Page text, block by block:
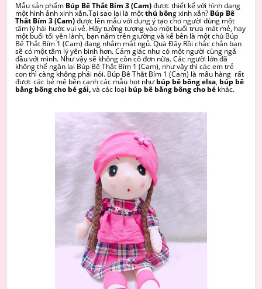
Mẫu sản phẩm Búp Bê Thắt Bím 3 (Cam)được thiết kế với hình dạng
một hình ảnh xinh xắn.Tại sao lại là mộtthú bông xinh xắn? Búp Bê
Thắt Bím 3 (Cam)được lên mẫu với dụng ý tạo cho người dùng một
tâm lý hài hước vui vẻ. Hãy tưởng tượng vào một buổi trưa mát mẻ, hay
một buổi tối yên lành, bạn nằm trên giường và kế bên là một chú Búp
Bê Thắt Bím 1 (Cam) đang nhắm mắt ngủ. Quà Đây Rồi chắc chắn bạn
sẽ có một tâm lý yên bình hơn. Cảm giác như có một người cùng ngã
đầu với mình. Như vậy sẽ không còn cô đơn nữa. Các người lớn đã
không thể ngăn lại Búp Bê Thắt Bím 1 (Cam), như vậy thì các em trẻ
con thì càng không phải nói. Búp Bê Thắt Bím 1 (Cam) là mẫu hàng rất
được các bé mê bên cạnh các mẫu hot nhưbúp bê bông elsa, búp bê
bằng bông cho bé gái,và các loại búp bê bằng bông cho bé khác.